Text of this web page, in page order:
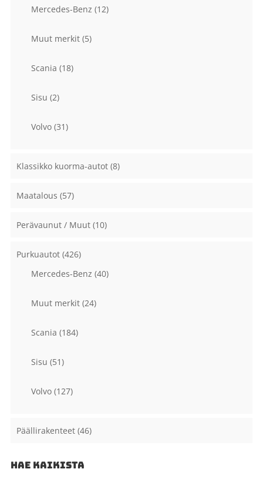
Mercedes-Benz (12)
Muut merkit (5)
Scania (18)
Sisu (2)
Volvo (31)
Klassikko kuorma-autot (8)
Maatalous (57)
Perävaunut / Muut (10)
Purkuautot (426)
Mercedes-Benz (40)
Muut merkit (24)
Scania (184)
Sisu (51)
Volvo (127)
Päällirakenteet (46)
HAE KAIKISTA